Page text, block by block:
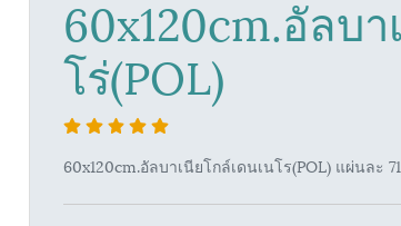
60x120cm.อัลบ
โร่(POL)
60x120cm.อัลบาเนียโกล์เดนเนโร(POL) แผ่นละ